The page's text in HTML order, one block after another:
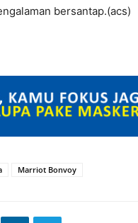
bersantap.(acs)
Marriot Bonvoy